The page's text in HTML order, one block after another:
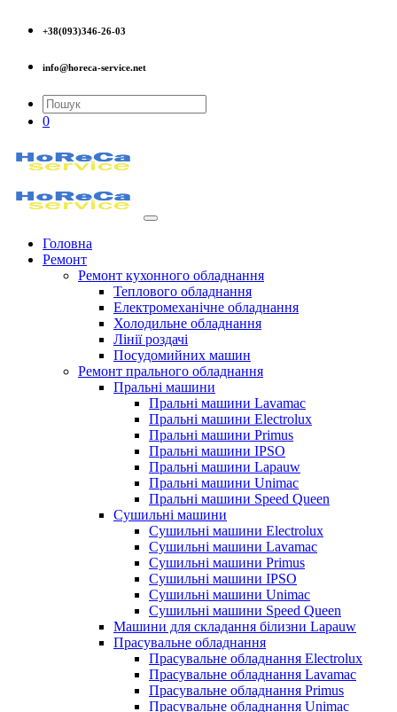
+38(093)346-26-03
info@horeca-service.net
0
Головна
Ремонт
Ремонт кухонного обладнання
Теплового обладнання
Електромеханічне обладнання
Холодильне обладнання
Лінії роздачі
Посудомийних машин
Ремонт прального обладнання
Пральні машини
Пральні машини Lavamac
Пральні машини Electrolux
Пральні машини Primus
Пральні машини IPSO
Пральні машини Lapauw
Пральні машини Unimac
Пральні машини Speed Queen
Сушильні машини
Сушильні машини Electrolux
Сушильні машини Lavamac
Сушильні машини Primus
Сушильні машини IPSO
Сушильні машини Unimac
Сушильні машини Speed Queen
Машини для складання білизни Lapauw
Прасувальне обладнання
Прасувальне обладнання Electrolux
Прасувальне обладнання Lavamac
Прасувальне обладнання Primus
Прасувальне обладнання Unimac